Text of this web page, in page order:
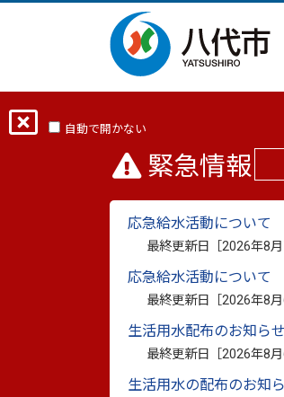
自動で開かない
緊急情報
応急給水活動について
最終更新日［2026年8
応急給水活動について
最終更新日［2026年8
生活用水配布のお知らせ
最終更新日［2026年8
生活用水の配布のお知
成年後見に
最終更新日：2023年9月1日
成年後見人、
本市から送付される成